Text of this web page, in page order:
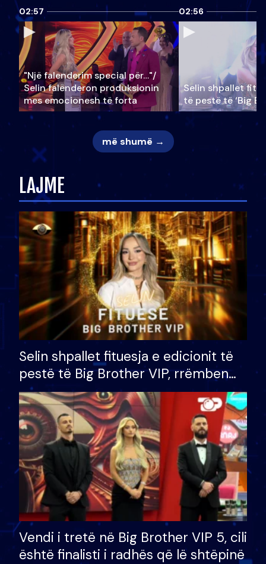
02:57
"Një falenderim special për…"/
Selin falënderon produksionin
mes emocionesh të forta
02:56
Selin shpallet
të pestë të ‘Big
më shumë →
LAJME
Selin shpallet fituesja e edicionit të
pestë të Big Brother VIP, rrëmben
çmimin e madh prej 100 mijë eurosh
Vendi i tretë në Big Brother VIP 5, cili
është finalisti i radhës që lë shtëpinë